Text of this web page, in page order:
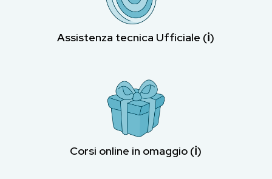
Assistenza tecnica Ufficiale (ℹ︎)
Corsi online in omaggio (ℹ︎)